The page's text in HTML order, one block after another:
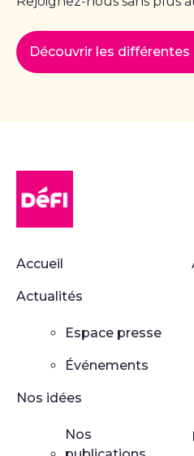
Découvrir les
Accueil
Actualités
Espace presse
Événements
Nos idées
Nos